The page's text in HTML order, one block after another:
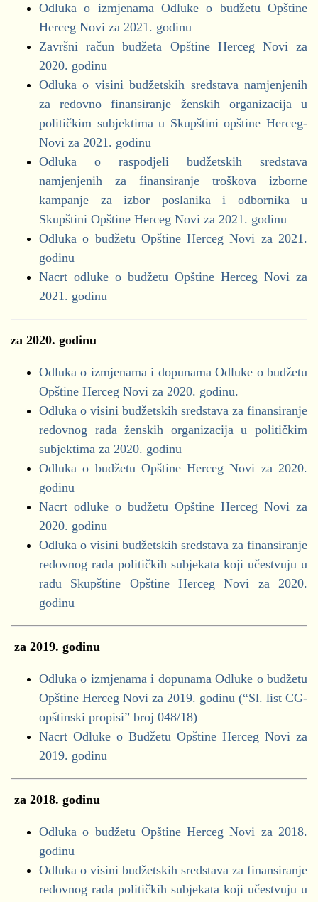
Građanska lista - Mišo Škobalj
Novska Lista
NSD
Pokret za promjene
SD
SDP
SNP NLB,SNP CKB
period od 17.07.2021-07.09.2021.
Demokrate
DNP
DPS
Građanska lista - Mišo Škobalj
Novska Lista
NSD
Pokret za promjene
SD
SNP NLB,SNP CKB
period od 01.01.2021-16.7.2021
Demokrate
DNP
DPS
Građanska lista - Mišo Škobalj
Novska Lista
NSD
Pokret za promjene
SD
SNP NLB,SNP CKB
za 2020. godinu
Finansiranje političkih subjekata za 2020. godinu
Novska Lista
SNP,
NSD
DNP
Odluka o izmjenama Odluke o budžetu Opštine
Herceg Novi za 2021. godinu
Završni račun budžeta Opštine Herceg Novi za
2020. godinu
Odluka o visini budžetskih sredstava namjenjenih
za redovno finansiranje ženskih organizacija u
političkim subjektima u Skupštini opštine Herceg-
Novi za 2021. godinu
Odluka o raspodjeli budžetskih sredstava
namjenjenih za finansiranje troškova izborne
kampanje za izbor poslanika i odbornika u
Skupštini Opštine Herceg Novi za 2021. godinu
Odluka o budžetu Opštine Herceg Novi za 2021.
godinu
Nacrt odluke o budžetu Opštine Herceg Novi za
2021. godinu
za 2020. godinu
Odluka o izmjenama i dopunama Odluke o budžetu
Opštine Herceg Novi za 2020. godinu.
Odluka o visini budžetskih sredstava za finansiranje
redovnog rada ženskih organizacija u političkim
subjektima za 2020. godinu
Odluka o budžetu Opštine Herceg Novi za 2020.
godinu
Nacrt odluke o budžetu Opštine Herceg Novi za
2020. godinu
Odluka o visini budžetskih sredstava za finansiranje
redovnog rada političkih subjekata koji učestvuju u
radu Skupštine Opštine Herceg Novi za 2020.
godinu
za 2019. godinu
Odluka o izmjenama i dopunama Odluke o budžetu
Opštine Herceg Novi za 2019. godinu (“Sl. list CG-
opštinski propisi” broj 048/18)
Nacrt Odluke o Budžetu Opštine Herceg Novi za
2019. godinu
za 2018. godinu
Odluka o budžetu Opštine Herceg Novi za 2018.
godinu
Odluka o visini budžetskih sredstava za finansiranje
redovnog rada političkih subjekata koji učestvuju u